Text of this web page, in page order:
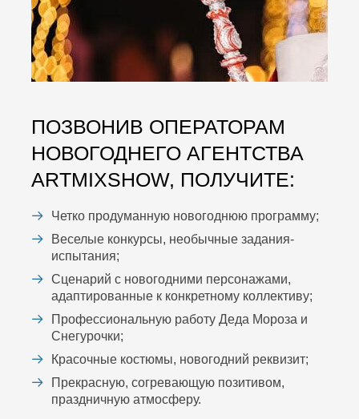
ПОЗВОНИВ ОПЕРАТОРАМ
НОВОГОДНЕГО АГЕНТСТВА
ARTMIXSHOW, ПОЛУЧИТЕ:
Четко продуманную новогоднюю программу;
Веселые конкурсы, необычные задания-
испытания;
Сценарий с новогодними персонажами,
адаптированные к конкретному коллективу;
Профессиональную работу Деда Мороза и
Снегурочки;
Красочные костюмы, новогодний реквизит;
Прекрасную, согревающую позитивом,
праздничную атмосферу.